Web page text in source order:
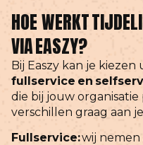
HOE WERKT
VIA EASZY?
Bij Easzy kan je kiezen
fullservice en
die bij jouw
verschillen graag aan
Fullservice:wij nemen